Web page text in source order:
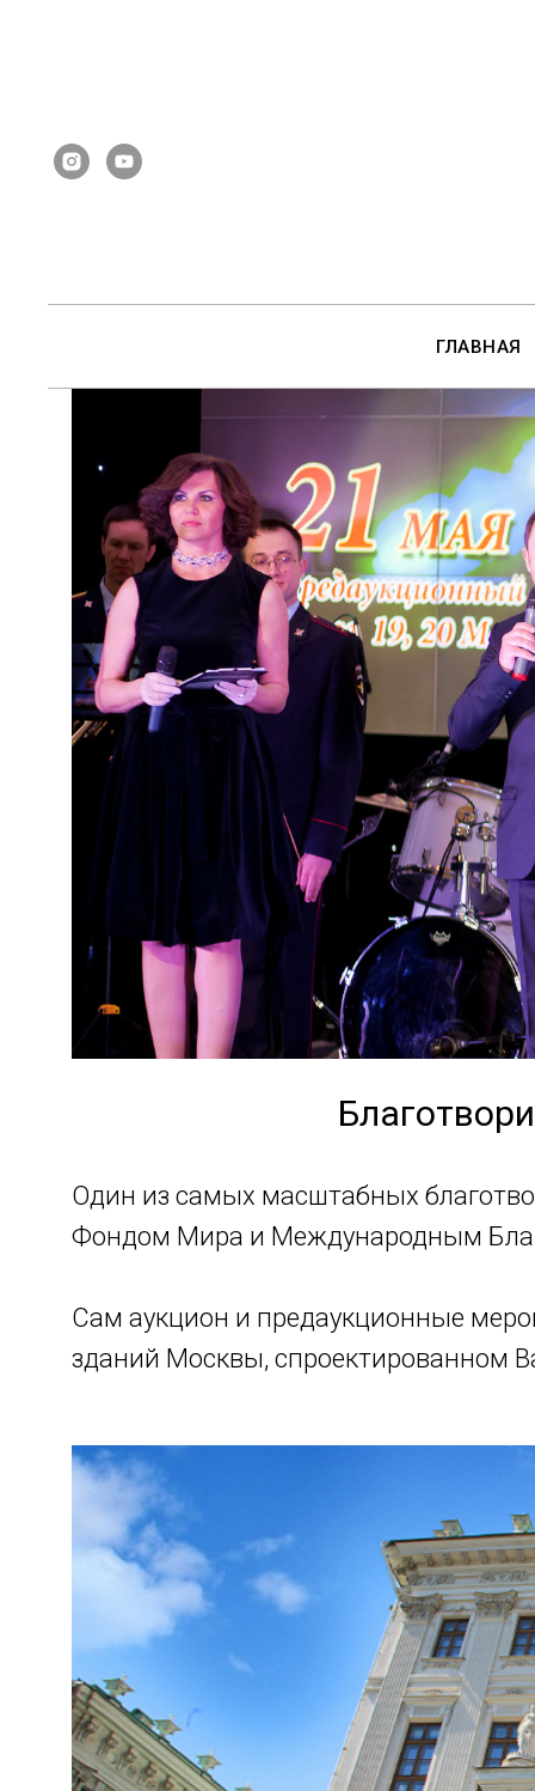
ГЛАВНАЯ
Один из самых масштабных
Фондом Мира и Международным
Сам аукцион и предаукционные
зданий Москвы, спроектированном